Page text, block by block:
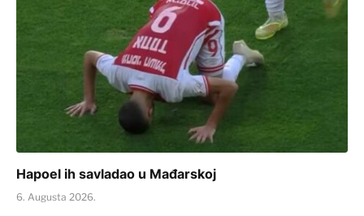
Hapoel ih savladao u Mađarskoj
6. Augusta 2026.